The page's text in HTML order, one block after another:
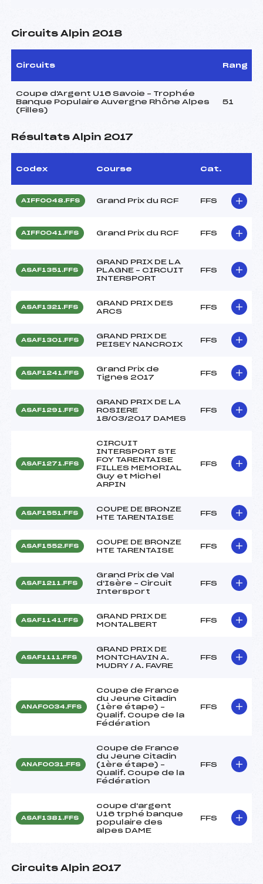
Circuits Alpin 2018
Circuits Rang
Coupe d'Argent U16 Savoie – Trophée
Banque Populaire Auvergne Rhône Alpes
(Filles)
51
Résultats Alpin 2017
Codex Course Cat.
AIFF0048.FFS Grand Prix du RCF FFS
AIFF0041.FFS Grand Prix du RCF FFS
ASAF1351.FFS
GRAND PRIX DE LA
PLAGNE – CIRCUIT
INTERSPORT
FFS
ASAF1321.FFS
GRAND PRIX DES
ARCS
FFS
ASAF1301.FFS
GRAND PRIX DE
PEISEY NANCROIX
FFS
ASAF1241.FFS
Grand Prix de
Tignes 2017
FFS
ASAF1291.FFS
GRAND PRIX DE LA
ROSIERE
18/03/2017 DAMES
FFS
ASAF1271.FFS
CIRCUIT
INTERSPORT STE
FOY TARENTAISE
FILLES MEMORIAL
Guy et Michel
ARPIN
FFS
ASAF1551.FFS
COUPE DE BRONZE
HTE TARENTAISE
FFS
ASAF1552.FFS
COUPE DE BRONZE
HTE TARENTAISE
FFS
ASAF1211.FFS
Grand Prix de Val
d'Isère – Circuit
Intersport
FFS
ASAF1141.FFS
GRAND PRIX DE
MONTALBERT
FFS
ASAF1111.FFS
GRAND PRIX DE
MONTCHAVIN A.
MUDRY / A. FAVRE
FFS
ANAF0034.FFS
Coupe de France
du Jeune Citadin
(1ère étape) –
Qualif. Coupe de la
Fédération
FFS
ANAF0031.FFS
Coupe de France
du Jeune Citadin
(1ère étape) –
Qualif. Coupe de la
Fédération
FFS
ASAF1381.FFS
coupe d'argent
U16 trphé banque
populaire des
alpes DAME
FFS
Circuits Alpin 2017